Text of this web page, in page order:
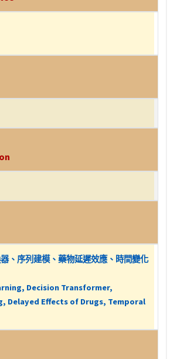
、序列建模、藥物延遲效應、時間變化
Decision Transformer,
Delayed Effects of Drugs, Temporal